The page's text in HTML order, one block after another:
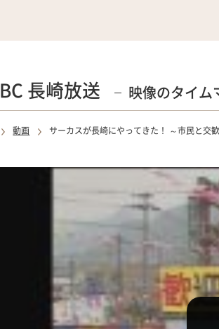
長崎放送 映像のタイム
動画 サーカスが長崎にやってきた！ ～市民と交